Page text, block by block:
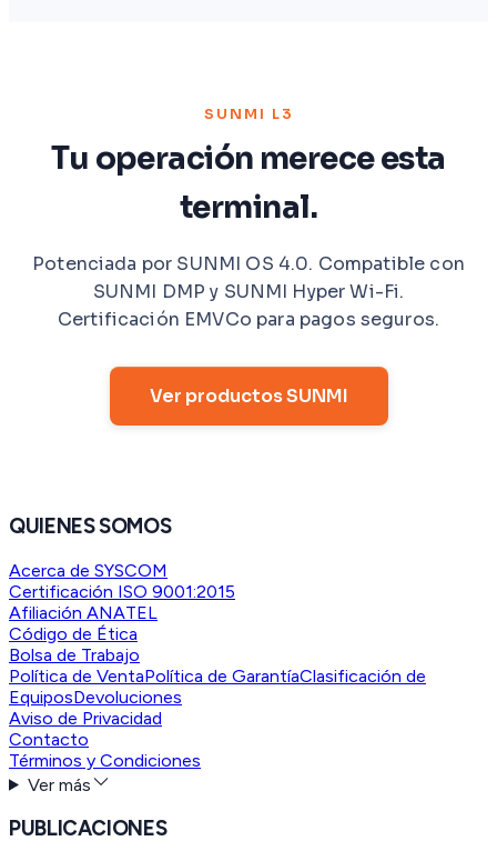
SUNMI L3
Tu operación merece esta
terminal.
Potenciada por SUNMI OS 4.0. Compatible con
SUNMI DMP y SUNMI Hyper Wi-Fi.
Certificación EMVCo para pagos seguros.
Ver productos SUNMI
QUIENES SOMOS
Acerca de SYSCOM
Certificación ISO 9001:2015
Afiliación ANATEL
Código de Ética
Bolsa de Trabajo
Política de VentaPolítica de GarantíaClasificación de
EquiposDevoluciones
Aviso de Privacidad
Contacto
Términos y Condiciones
Ver más
PUBLICACIONES